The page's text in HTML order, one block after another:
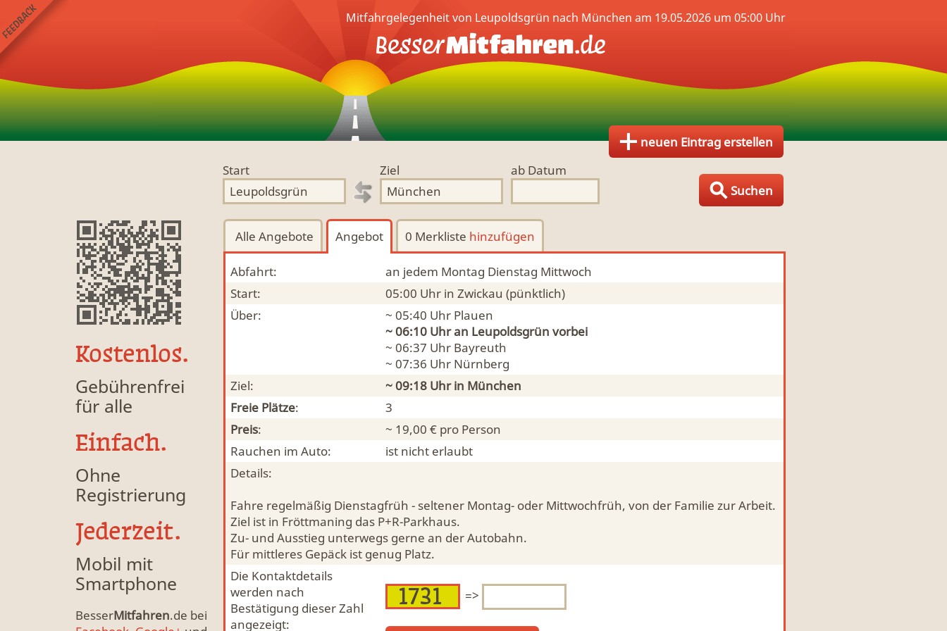
neuen Eintrag erstellen
Start
Ziel
ab Datum
Suchen
Kostenlos.
Gebührenfrei
für alle
Einfach.
Ohne
Registrierung
Jederzeit.
Mobil mit
Smartphone
BesserMitfahren.de bei
Mitfahrgelegenheit von Leupoldsgrün nach München am 19.05.2026 um 05:00 Uhr
Alle Angebote Angebot 0 Merkliste hinzufügen
Abfahrt:
an jedem Montag Dienstag Mittwoch
Start:
05:00 Uhr in Zwickau (pünktlich)
Über:
~ 05:40 Uhr Plauen
~ 06:10 Uhr an Leupoldsgrün vorbei
~ 06:37 Uhr Bayreuth
~ 07:36 Uhr Nürnberg
Ziel:
~ 09:18 Uhr in München
Freie Plätze:
3
Preis:
~ 19,00 € pro Person
Rauchen im Auto:
ist nicht erlaubt
Details:
Fahre regelmäßig Dienstagfrüh - seltener Montag- oder Mittwochfrüh, von der Familie zur Arbeit.
Ziel ist in Fröttmaning das P+R-Parkhaus.
Zu- und Ausstieg unterwegs gerne an der Autobahn.
Für mittleres Gepäck ist genug Platz.
Die Kontaktdetails
werden nach
Bestätigung dieser Zahl
angezeigt:
=>